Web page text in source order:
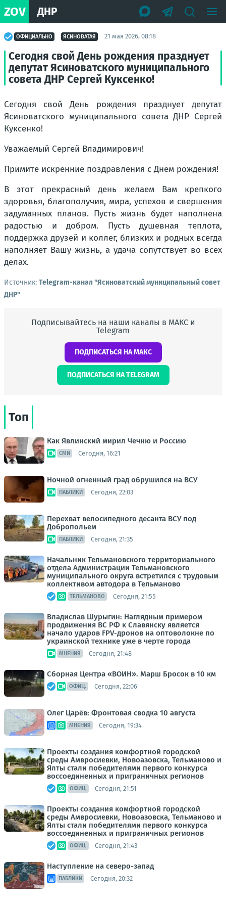
ZOV ДНР
ОФИЦИАЛЬНО ЯСИНОВАТАЯ 21 мая 2026, 08:18
Сегодня свой День рождения празднует
депутат Ясиноватского муниципального
совета ДНР Сергей Куксенко!
Сегодня свой День рождения празднует депутат
Ясиноватского муниципального совета ДНР Сергей
Куксенко!
Уважаемый Сергей Владимирович!
Примите искренние поздравления с Днем рождения!
В этот прекрасный день желаем Вам крепкого
здоровья, благополучия, мира, успехов и свершения
задуманных планов. Пусть жизнь будет наполнена
радостью и добром. Пусть душевная теплота,
поддержка друзей и коллег, близких и родных всегда
наполняет Вашу жизнь, а удача сопутствует во всех
делах.
Источник: Telegram-канал "Ясиноватский муниципальный совет
ДНР"
Подписывайтесь на наши каналы в МАКС и
Telegram
ПОДПИСАТЬСЯ НА МАКС
ПОДПИСАТЬСЯ НА TELEGRAM
Топ
Как Явлинский мирил Чечню и Россию
СМИ Сегодня, 16:21
Ночной огненный град обрушился на ВСУ
ПАБЛИКИ Сегодня, 22:03
Перехват велосипедного десанта ВСУ под
Добропольем
ПАБЛИКИ Сегодня, 21:35
Начальник Тельмановского территориального
отдела Администрации Тельмановского
муниципального округа встретился с трудовым
коллективом автодора в Тельманово
ТЕЛЬМАНОВО Сегодня, 21:55
Владислав Шурыгин: Наглядным примером
продвижения ВС РФ к Славянску является
начало ударов FPV-дронов на оптоволокне по
украинской технике уже в черте города
МНЕНИЯ Сегодня, 21:48
Сборная Центра «ВОИН». Марш Бросок в 10 км
ОФИЦ. Сегодня, 22:06
Олег Царёв: Фронтовая сводка 10 августа
МНЕНИЯ Сегодня, 19:34
Проекты создания комфортной городской
среды Амвросиевки, Новоазовска, Тельманово и
Ялты стали победителями первого конкурса
воссоединенных и приграничных регионов
ОФИЦ. Сегодня, 21:51
Проекты создания комфортной городской
среды Амвросиевки, Новоазовска, Тельманово и
Ялты стали победителями первого конкурса
воссоединенных и приграничных регионов
ОФИЦ. Сегодня, 21:43
Наступление на северо-запад
ПАБЛИКИ Сегодня, 20:32